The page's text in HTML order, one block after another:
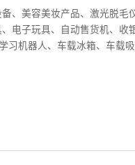
、美容美妆产品、激光脱毛
电子玩具、自动售货机、收
习机器人、车载冰箱、车载